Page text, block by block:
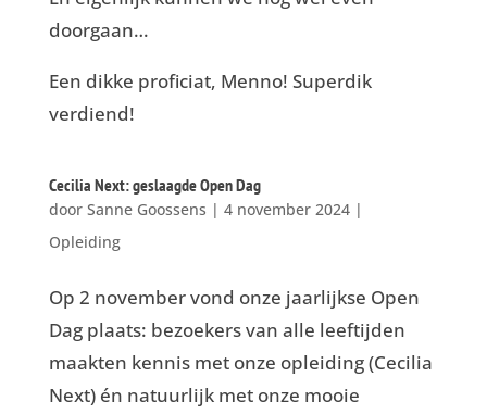
doorgaan…
Een dikke proficiat, Menno! Superdik
verdiend!
Cecilia Next: geslaagde Open Dag
door Sanne Goossens | 4 november 2024|
Opleiding
Op 2 november vond onze jaarlijkse Open
Dag plaats: bezoekers van alle leeftijden
maakten kennis met onze opleiding (Cecilia
Next) én natuurlijk met onze mooie